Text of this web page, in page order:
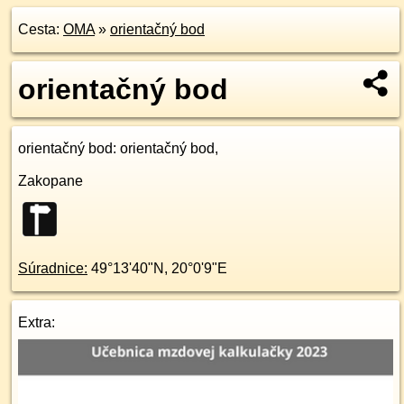
Cesta: OMA» orientačný bod
orientačný bod
orientačný bod: orientačný bod,
Zakopane
Súradnice: 49°13'40"N , 20°0'9"E
Extra: